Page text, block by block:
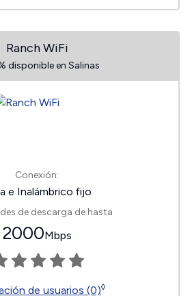
Ranch WiFi
disponible en Salinas
Conexión:
e Inalámbrico fijo
de descarga de hasta
2000Mbps
de usuarios (0)◊